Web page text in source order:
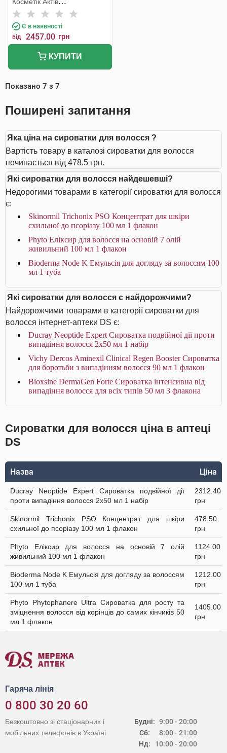
Інтернаціональ
Є в наявності
від 2457.00 грн
КУПИТИ
Показано 7 з 7
Поширені запитання
Яка ціна на сироватки для волосся ?
Вартість товару в каталозі сироватки для волосся
починається від 478.5 грн.
Які сироватки для волосся найдешевші?
Недорогими товарами в категорії сироватки для волосся
є:
Skinormil Trichonix РSО Концентрат для шкіри
схильної до псоріазу 100 мл 1 флакон
Phyto Еліксир для волосся на основій 7 олій
живильний 100 мл 1 флакон
Bioderma Node K Емульсія для догляду за волоссям 100
мл 1 туба
Які сироватки для волосся є найдорожчими?
Найдорожчими товарами в категорії сироватки для
волосся інтернет-аптеки DS є:
Ducray Neoptide Expert Сироватка подвійної дії проти
випадіння волосся 2x50 мл 1 набір
Vichy Dercos Aminexil Clinical Regen Booster Сироватка
для боротьби з випадінням волосся 90 мл 1 флакон
Bioxsine DermaGen Forte Сироватка інтенсивна від
випадіння волосся для всіх типів 50 мл 3 флакона
Сироватки для волосся ціна в аптеці
DS
Назва Ціна
Ducray Neoptide Expert Сироватка подвійної дії
проти випадіння волосся 2x50 мл 1 набір
2312.40
грн
Skinormil Trichonix РSО Концентрат для шкіри
схильної до псоріазу 100 мл 1 флакон
478.50
грн
Phyto Еліксир для волосся на основій 7 олій
живильний 100 мл 1 флакон
1124.00
грн
Bioderma Node K Емульсія для догляду за волоссям
100 мл 1 туба
1212.00
грн
Phyto Phytophanere Ultra Сироватка для росту та
зміцнення волосся від корінців до самих кінчиків 50
мл 1 флакон
1405.00
грн
Гаряча лінія
0 800 30 20 60
Будні:
Сб:
Нд:
9:00 - 20:00
8:00 - 21:00
10:00 - 20:00
Безкоштовно зі стаціонарних і
мобільних телефонів в Україні